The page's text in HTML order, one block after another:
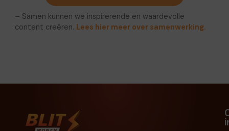
– Samen kunnen we inspirerende en waardevolle
content creëren. Lees hier meer over samenwerking.